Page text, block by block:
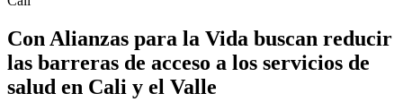
Con Alianzas para la Vida buscan reducir
las barreras de acceso a los servicios de
salud en Cali y el Valle